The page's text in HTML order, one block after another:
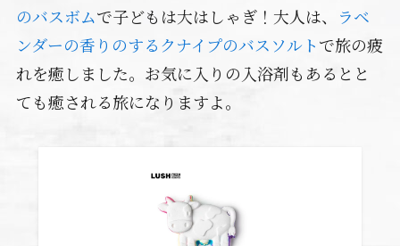
のバスボムで子どもは大はしゃぎ！大人は、
ラベ
ンダーの香りのするクナイプのバスソルトで旅の疲
れを癒しました。お気に入りの入浴剤もあるとと
ても癒される旅になりますよ。